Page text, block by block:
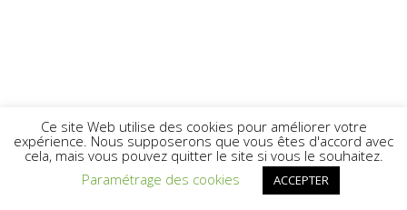
Ce site Web utilise des cookies pour améliorer votre
expérience. Nous supposerons que vous êtes d'accord avec
cela, mais vous pouvez quitter le site si vous le souhaitez.
Paramétrage des cookies
ACCEPTER